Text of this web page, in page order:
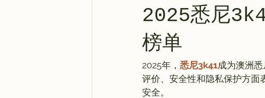
教程
2025悉尼
榜单
2025年， 悉尼3k41成为澳洲
评价、安全性和隐私保护方面
安全。